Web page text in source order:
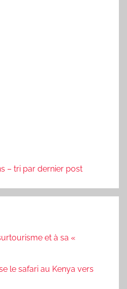
– tri par dernier post
et à sa «
le safari au Kenya vers